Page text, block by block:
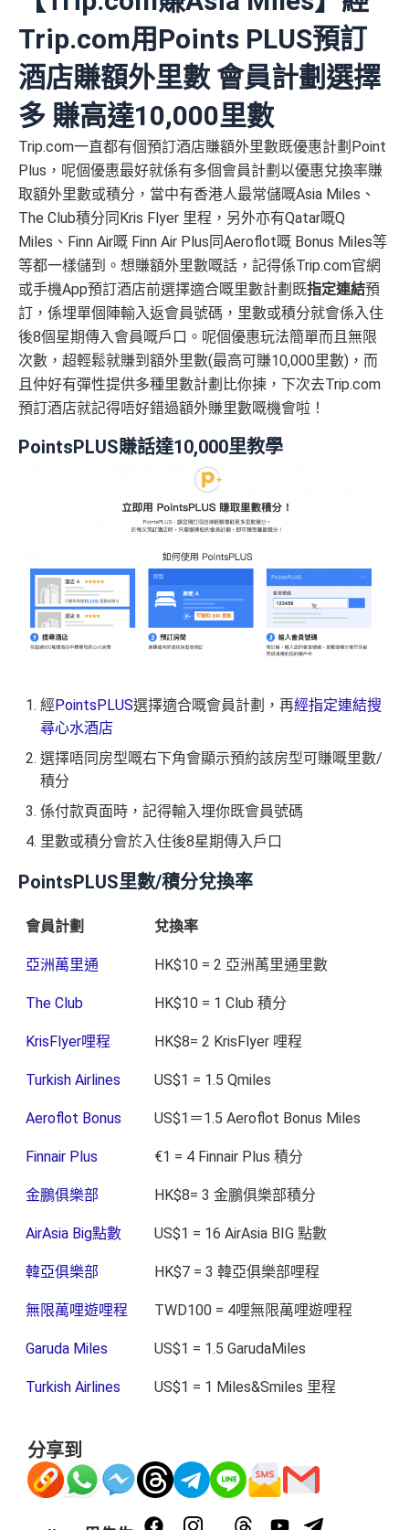
Trip.com用Points PLUS預訂
酒店賺額外里數 會員計劃選擇
多 賺高達10,000里數
Trip.com一直都有個預訂酒店賺額外里數既優惠計劃Point
Plus，呢個優惠最好就係有多個會員計劃以優惠兌換率賺
取額外里數或積分，當中有香港人最常儲嘅Asia Miles、
The Club積分同Kris Flyer 里程，另外亦有Qatar嘅Q
Miles、Finn Air嘅 Finn Air Plus同Aeroflot嘅 Bonus Miles等
等都一樣儲到。想賺額外里數嘅話，記得係Trip.com官網
或手機App預訂酒店前選擇適合嘅里數計劃既指定連結預
訂，係埋單個陣輸入返會員號碼，里數或積分就會係入住
後8個星期傳入會員嘅戶口。呢個優惠玩法簡單而且無限
次數，超輕鬆就賺到額外里數(最高可賺10,000里數)，而
且仲好有彈性提供多種里數計劃比你揀，下次去Trip.com
預訂酒店就記得唔好錯過額外賺里數嘅機會啦！
PointsPLUS賺話達10,000里教學
經PointsPLUS選擇適合嘅會員計劃，再經指定連結搜
尋心水酒店
選擇唔同房型嘅右下角會顯示預約該房型可賺嘅里數/
積分
係付款頁面時，記得輸入埋你既會員號碼
里數或積分會於入住後8星期傳入戶口
PointsPLUS里數/積分兌換率
會員計劃 兌換率
亞洲萬里通 HK$10 = 2 亞洲萭里通里數
The Club HK$10 = 1 Club 積分
KrisFlyer哩程 HK$8= 2 KrisFlyer 哩程
Turkish Airlines US$1 = 1.5 Qmiles
Aeroflot Bonus US$1＝1.5 Aeroflot Bonus Miles
Finnair Plus €1 = 4 Finnair Plus 積分
金鵬俱樂部 HK$8= 3 金鵬俱樂部積分
AirAsia Big點數 US$1 = 16 AirAsia BIG 點數
韓亞俱樂部 HK$7 = 3 韓亞俱樂部哩程
無限萬哩遊哩程 TWD100 = 4哩無限萬哩遊哩程
Garuda Miles US$1 = 1.5 GarudaMiles
Turkish Airlines US$1 = 1 Miles&Smiles 里程
分享到